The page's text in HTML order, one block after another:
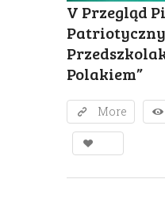
V Przegląd
Polakiem”
More